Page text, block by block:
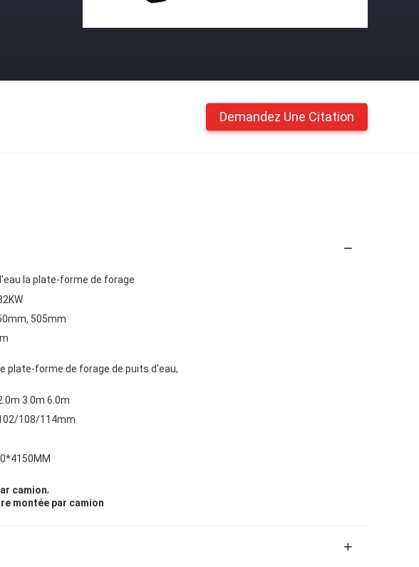
Demandez Une Citation
la plate-forme de forage
505mm
plate-forme de forage de puits d'eau,
3.0m 6.0m
108/114mm
camion,
montée par camion